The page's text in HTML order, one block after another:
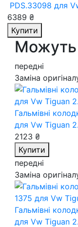
PDS.33098 для
6389 ₴
Купити
Можуть
передні
Заміна
Гальмівні
для Vw Tiguan
2123 ₴
Купити
передні
Заміна
Гальмівні
для Vw Tiguan